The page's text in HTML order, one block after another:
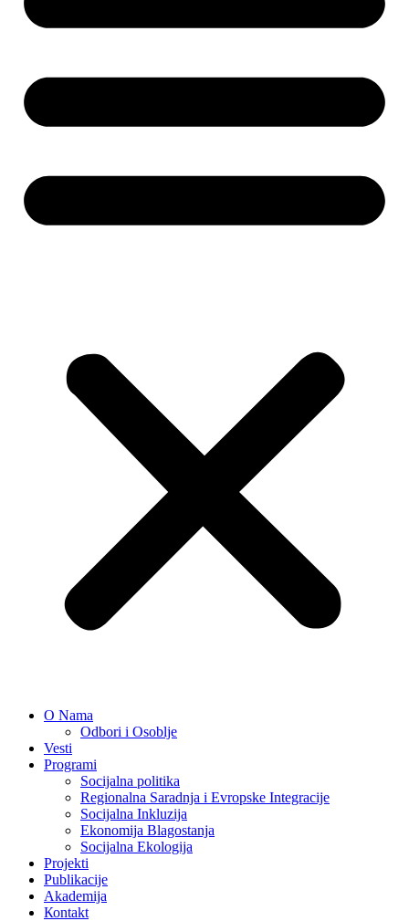
O Nama
Odbori i Osoblje
Vesti
Programi
Socijalna politika
Regionalna Saradnja i Evropske Integracije
Socijalna Inkluzija
Ekonomija Blagostanja
Socijalna Ekologija
Projekti
Publikacije
Akademija
Коntakt